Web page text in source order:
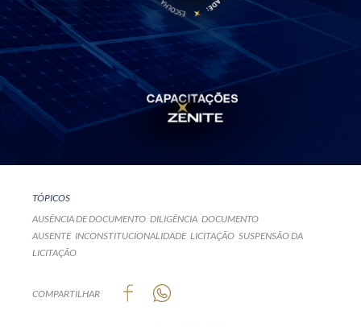
TÓPICOS
AUSÊNCIA DE DOCUMENTO DILIGÊNCIA DOCUMENTO
AUSENTE INCONSTITUCIONALIDADE LICITAÇÃO SUSPENSÃO DA
LICITAÇÃO
COMPARTILHAR